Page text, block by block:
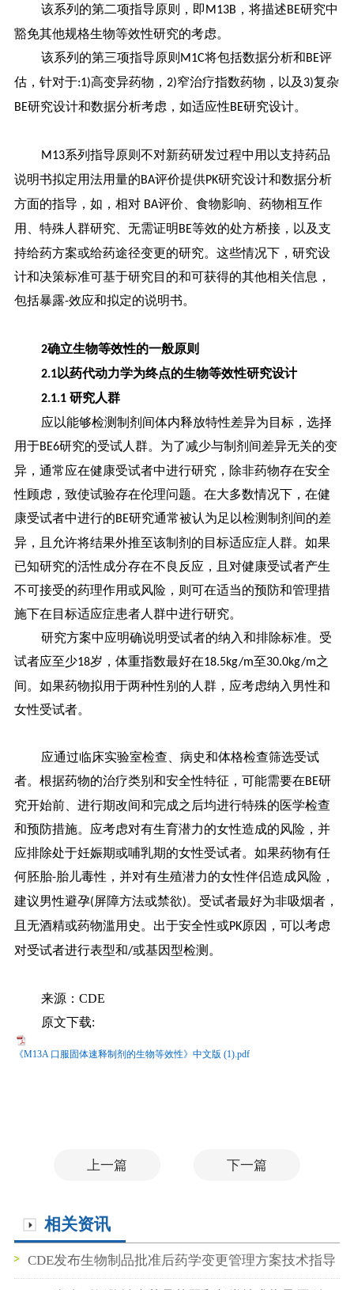
该系列的第二项指导原则，即 M13B ，将描述BE研究中
豁免其他规格生物等效性研究的考虑。
该系列的第三项指导原则 M1C将包括数据分析和BE评
估，针对于:1)高变异药物， 2)窄治疗指数药物，以及 3)复杂
BE研究设计和数据分析考虑，如适应性BE研究设计。
M13系列指导原则不对新药研发过程中用以支持药品
说明书拟定用法用量的BA评价提供PK研究设计和数据分析
方面的指导，如，相对 BA评价、食物影响、药物相互作
用、特殊人群研究、无需证明 BE等效的处方桥接，以及支
持给药方案或给药途径变更的研究。这些情况下，研究设
计和决策标准可基于研究目的和可获得的其他相关信息，
包括暴露-效应和拟定的说明书。
2确立生物等效性的一般原则
2.1以药代动力学为终点的生物等效性研究设计
2.1.1 研究人群
应以能够检测制剂间体内释放特性差异为目标，选择
用于BE6研究的受试人群。为了减少与制剂间差异无关的变
异，通常应在健康受试者中进行研究，除非药物存在安全
性顾虑，致使试验存在伦理问题。在大多数情况下，在健
康受试者中进行的BE研究通常被认为足以检测制剂间的差
异，且允许将结果外推至该制剂的目标适应症人群。如果
已知研究的活性成分存在不良反应，且对健康受试者产生
不可接受的药理作用或风险，则可在适当的预防和管理措
施下在目标适应症患者人群中进行研究。
研究方案中应明确说明受试者的纳入和排除标准。受
试者应至少18岁，体重指数最好在18.5kg/m至30.0kg/m之
间。如果药物拟用于两种性别的人群，应考虑纳入男性和
女性受试者。
应通过临床实验室检查、病史和体格检查筛选受试
者。根据药物的治疗类别和安全性特征，可能需要在BE研
究开始前、进行期改间和完成之后均进行特殊的医学检查
和预防措施。应考虑对有生育潜力的女性造成的风险，并
应排除处于妊娠期或哺乳期的女性受试者。如果药物有任
何胚胎-胎儿毒性，并对有生殖潜力的女性伴侣造成风险，
建议男性避孕(屏障方法或禁欲)。受试者最好为非吸烟者，
且无酒精或药物滥用史。出于安全性或PK原因，可以考虑
对受试者进行表型和/或基因型检测。
来源：CDE
原文下载:
《M13A 口服固体速释制剂的生物等效性》中文版 (1).pdf
上一篇 下一篇
相关资讯
CDE发布生物制品批准后药学变更管理方案技术指导